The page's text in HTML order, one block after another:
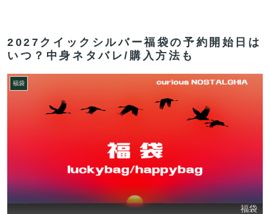
2027クイックシルバー福袋の予約開始日は
いつ？中身ネタバレ/購入方法も
福袋
福袋